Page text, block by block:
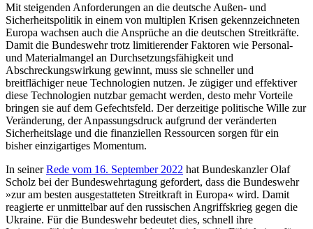
Mit steigenden Anforderungen an die deutsche Außen- und
Sicherheitspolitik in einem von multiplen Krisen gekennzeichneten
Europa wachsen auch die Ansprüche an die deutschen Streitkräfte.
Damit die Bundeswehr trotz limitierender Faktoren wie Personal-
und Materialmangel an Durchsetzungsfähigkeit und
Abschreckungswirkung gewinnt, muss sie schneller und
breitflächiger neue Technologien nutzen. Je zügiger und effektiver
diese Technologien nutzbar gemacht werden, desto mehr Vorteile
bringen sie auf dem Gefechtsfeld. Der derzeitige politische Wille zur
Veränderung, der Anpassungsdruck aufgrund der veränderten
Sicherheitslage und die finanziellen Ressourcen sorgen für ein
bisher einzigartiges Momentum.
In seinerRede vom 16. September 2022 hat Bundeskanzler Olaf
Scholz bei der Bundes­wehrtagung gefordert, dass die Bundeswehr
»zur am besten ausgestatteten Streitkraft in Europa« wird. Damit
reagierte er unmittelbar auf den russischen Angriffskrieg gegen die
Ukraine. Für die Bundeswehr bedeutet dies, schnell ihre